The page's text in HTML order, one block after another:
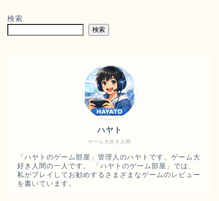
検索
検索
ゲーム大好き人間
ハヤト
「ハヤトのゲーム部屋」管理人のハヤトです。ゲーム大
好き人間の一人です。 「ハヤトのゲーム部屋」では、
私がプレイしてお勧めするさまざまなゲームのレビュー
を書いています。